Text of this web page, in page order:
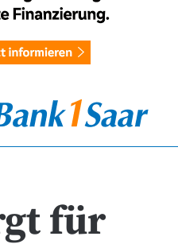
für